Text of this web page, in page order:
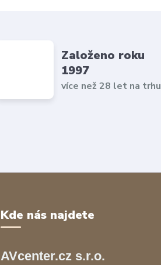
Založeno roku
1997
více než 28 let na trhu
Kde nás najdete
AVcenter.cz s.r.o.